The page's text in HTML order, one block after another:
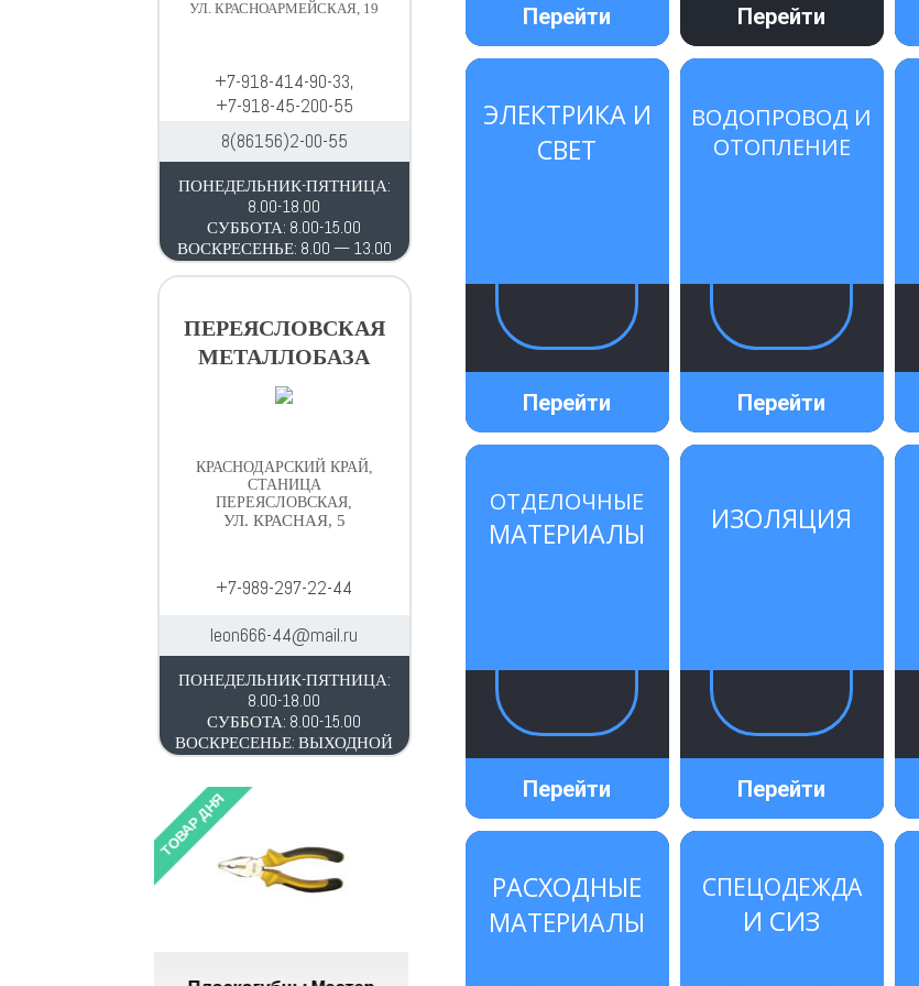
Перейти Перейти
ЭЛЕКТРИКА И
СВЕТ
Перейти
ВОДОПРОВОД И
ОТОПЛЕНИЕ
Перейти
ОТДЕЛОЧНЫЕ
МАТЕРИАЛЫ
Перейти
ИЗОЛЯЦИЯ
Перейти
РАСХОДНЫЕ
МАТЕРИАЛЫ
СПЕЦОДЕЖДА
И СИЗ
УЛ. КРАСНОАРМЕЙСКАЯ, 19
+7-918-414-90-33,
+7-918-45-200-55
8(86156)2-00-55
ПОНЕДЕЛЬНИК-ПЯТНИЦА:
8.00-18.00
СУББОТА: 8.00-15.00
ВОСКРЕСЕНЬЕ: 8.00 — 13.00
ПЕРЕЯСЛОВСКАЯ
МЕТАЛЛОБАЗА
КРАСНОДАРСКИЙ КРАЙ,
СТАНИЦА
ПЕРЕЯСЛОВСКАЯ,
УЛ. КРАСНАЯ, 5
+7-989-297-22-44
leon666-44@mail.ru
ПОНЕДЕЛЬНИК-ПЯТНИЦА:
8.00-18.00
СУББОТА: 8.00-15.00
ВОСКРЕСЕНЬЕ: ВЫХОДНОЙ
ТОВАР ДНЯ ТОВАР ДНЯ ТОВАР ДНЯ